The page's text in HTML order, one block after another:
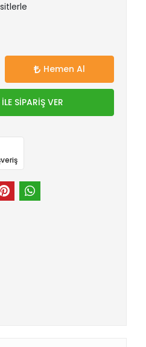
Hemen Al
SİPARİŞ VER